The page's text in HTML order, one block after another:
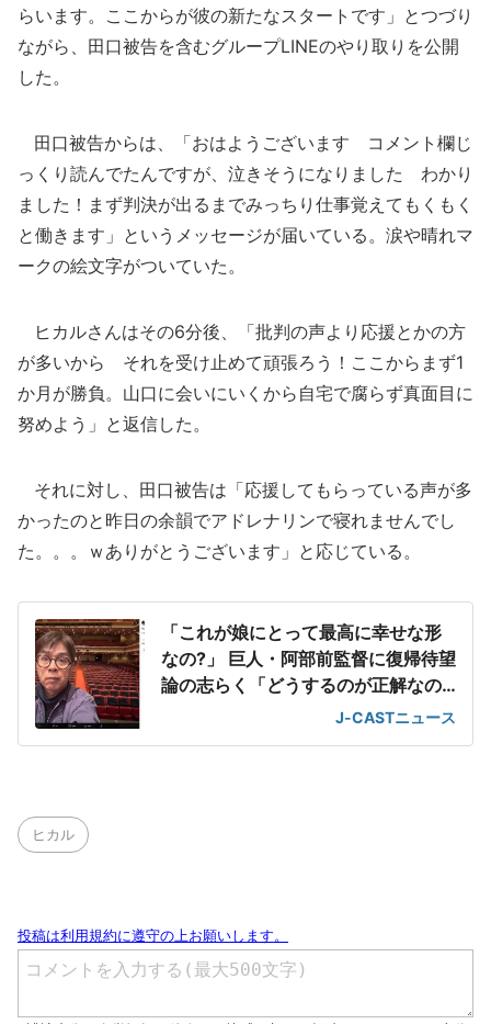
らいます。ここからが彼の新たなスタートです」とつづり
ながら、田口被告を含むグループLINEのやり取りを公開
した。
田口被告からは、「おはようございます コメント欄じ
っくり読んでたんですが、泣きそうになりました わかり
ました！まず判決が出るまでみっちり仕事覚えてもくもく
と働きます」というメッセージが届いている。涙や晴れマ
ークの絵文字がついていた。
ヒカルさんはその6分後、「批判の声より応援とかの方
が多いから それを受け止めて頑張ろう！ここからまず1
か月が勝負。山口に会いにいくから自宅で腐らず真面目に
努めよう」と返信した。
それに対し、田口被告は「応援してもらっている声が多
かったのと昨日の余韻でアドレナリンで寝れませんでし
た。。。ｗありがとうございます」と応じている。
「これが娘にとって最高に幸せな形
なの?」 巨人・阿部前監督に復帰待望
論の志らく「どうするのが正解なの
J-CASTニュース
ヒカル